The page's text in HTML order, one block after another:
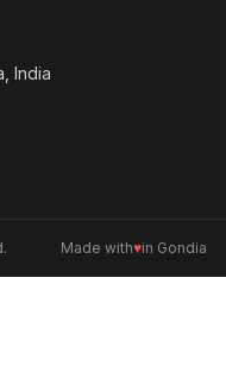
India
Made with♥in Gondia